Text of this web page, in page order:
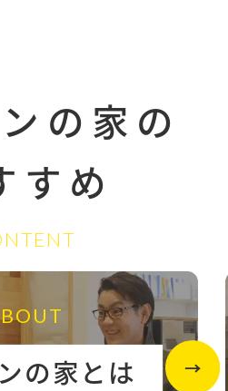
の家の
すめ
の家とは